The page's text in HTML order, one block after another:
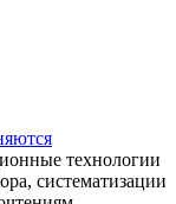
технологии
систематизации